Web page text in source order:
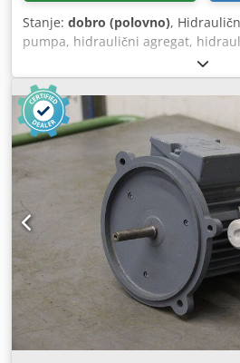
Stanje: dobro (polovno),
pumpa, hidraulični agregat,
hidraulična pumpa, pogonski
Proizvođač: Bosch, hidraulična
Osovina: Ø 16 / 17 x 8 mm -
1x pumpa dostupna -Dimenzije:
Erepfx Aphekr -Težina: 2,7 kg